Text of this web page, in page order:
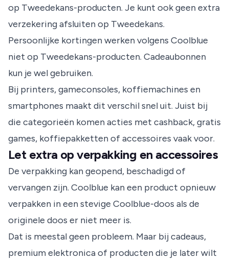
op Tweedekans-producten. Je kunt ook geen extra
verzekering afsluiten op Tweedekans.
Persoonlijke kortingen werken volgens Coolblue
niet op Tweedekans-producten. Cadeaubonnen
kun je wel gebruiken.
Bij printers, gameconsoles, koffiemachines en
smartphones maakt dit verschil snel uit. Juist bij
die categorieën komen acties met cashback, gratis
games, koffiepakketten of accessoires vaak voor.
Let extra op verpakking en accessoires
De verpakking kan geopend, beschadigd of
vervangen zijn. Coolblue kan een product opnieuw
verpakken in een stevige Coolblue-doos als de
originele doos er niet meer is.
Dat is meestal geen probleem. Maar bij cadeaus,
premium elektronica of producten die je later wilt